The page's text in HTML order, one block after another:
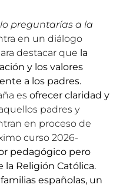
lo preguntarías a la
en un diálogo
destacar que la
y los valores
a los padres.
es ofrecer claridad y
padres y
en proceso de
curso 2026-
pedagógico pero
Religión Católica.
españolas, un